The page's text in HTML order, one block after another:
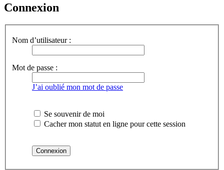
Connexion
Nom d’utilisateur :
Mot de passe :
J’ai oublié mon mot de passe
Se souvenir de moi
Cacher mon statut en ligne pour cette session